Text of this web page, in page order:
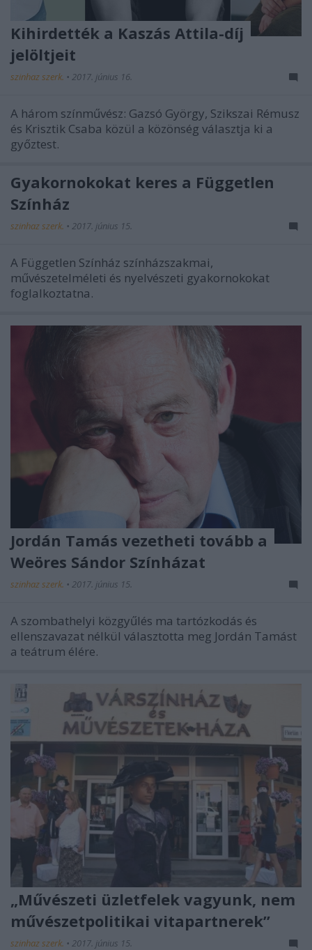
Kihirdették a Kaszás Attila-díj
jelöltjeit
szinhaz szerk. • 2017. június 16.
A három színművész: Gazsó György, Szikszai Rémusz
és Krisztik Csaba közül a közönség választja ki a
győztest.
Gyakornokokat keres a Független
Színház
szinhaz szerk. • 2017. június 15.
A Független Színház színházszakmai,
művészetelméleti és nyelvészeti gyakornokokat
foglalkoztatna.
Jordán Tamás vezetheti tovább a
Weöres Sándor Színházat
szinhaz szerk. • 2017. június 15.
A szombathelyi közgyűlés ma tartózkodás és
ellenszavazat nélkül választotta meg Jordán Tamást
a teátrum élére.
„Művészeti üzletfelek vagyunk, nem
művészetpolitikai vitapartnerek”
szinhaz szerk. • 2017. június 15.